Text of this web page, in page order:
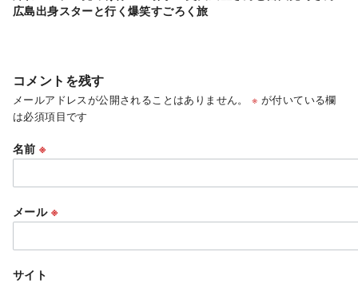
広島出身スターと行く爆笑すごろく旅
コメントを残す
メールアドレスが公開されることはありません。 ※ が付いている欄
は必須項目です
名前※
メール ※
サイト